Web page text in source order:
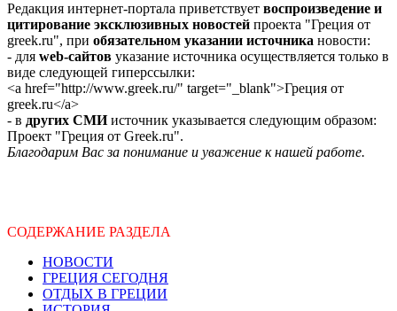
Редакция интернет-портала приветствует воспроизведение и
цитирование эксклюзивных новостей проекта "Греция от
greek.ru", при обязательном указании источника новости:
- для web-сайтов указание источника осуществляется только в
виде следующей гиперссылки:
<a href="http://www.greek.ru/" target="_blank">Греция от
greek.ru</a>
- в других СМИисточник указывается следующим образом:
Проект "Греция от Greek.ru".
Благодарим Вас за понимание и уважение к нашей работе.
СОДЕРЖАНИЕ РАЗДЕЛА
НОВОСТИ
ГРЕЦИЯ СЕГОДНЯ
ОТДЫХ В ГРЕЦИИ